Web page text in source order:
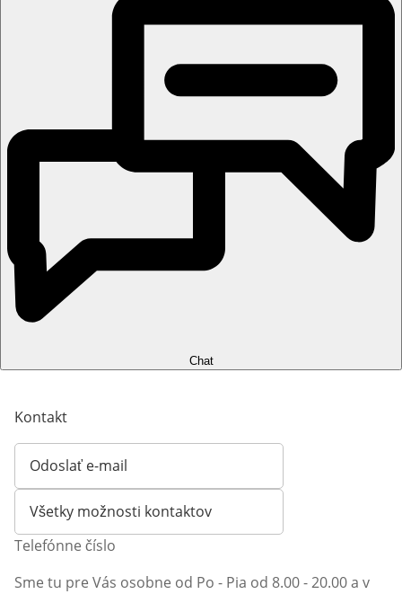
Chat
Kontakt
Odoslať e-mail
Otvorí e-mailového klienta
Všetky možnosti kontaktov
Telefónne číslo
Sme tu pre Vás osobne od Po - Pia od 8.00 - 20.00 a v